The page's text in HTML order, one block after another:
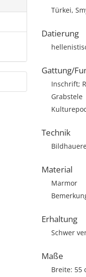
Türkei,
Datierung
Gattung/
Inschrift;
Grabstele
Technik
Material
Marmor
Erhaltung
Schwer
Maße
Breite: 55